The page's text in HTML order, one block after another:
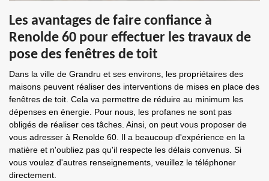
Les avantages de faire confiance à
Renolde 60 pour effectuer les travaux de
pose des fenêtres de toit
Dans la ville de Grandru et ses environs, les propriétaires des
maisons peuvent réaliser des interventions de mises en place des
fenêtres de toit. Cela va permettre de réduire au minimum les
dépenses en énergie. Pour nous, les profanes ne sont pas
obligés de réaliser ces tâches. Ainsi, on peut vous proposer de
vous adresser à Renolde 60. Il a beaucoup d'expérience en la
matière et n'oubliez pas qu'il respecte les délais convenus. Si
vous voulez d'autres renseignements, veuillez le téléphoner
directement.